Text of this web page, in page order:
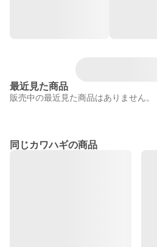
最近見た商品
販売中の最近見た商品はありません。
同じカワハギの商品